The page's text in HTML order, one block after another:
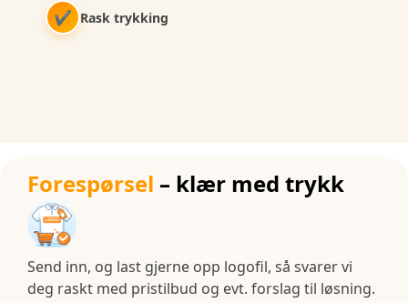
✔ Rask trykking
Forespørsel – klær med trykk
Send inn, og last gjerne opp logofil, så svarer vi
deg raskt med pristilbud og evt. forslag til løsning.